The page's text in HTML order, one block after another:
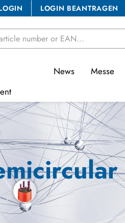
LOGIN BEANTRAGEN
News Messe